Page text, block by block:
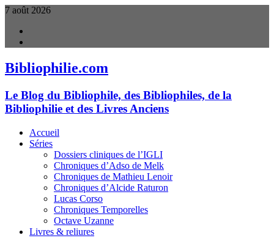
7 août 2026
Bibliophilie.com
Le Blog du Bibliophile, des Bibliophiles, de la
Bibliophilie et des Livres Anciens
Accueil
Séries
Dossiers cliniques de l’IGLI
Chroniques d’Adso de Melk
Chroniques de Mathieu Lenoir
Chroniques d’Alcide Raturon
Lucas Corso
Chroniques Temporelles
Octave Uzanne
Livres & reliures